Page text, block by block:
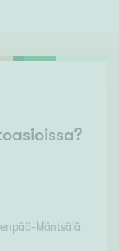
Mäntsälä